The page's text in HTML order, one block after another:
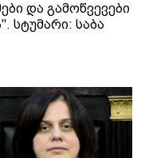
და გამოწვევები
სტუმარი: საბა